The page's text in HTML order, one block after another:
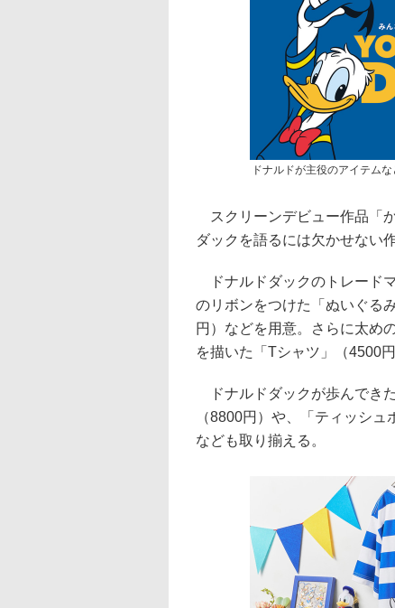
ドナルドが主役のアイテムな
スクリーンデビュー作品「
ダックを語るには欠かせない
ドナルドダックのトレード
のリボンをつけた「ぬいぐる
円）などを用意。さらに太め
を描いた「Tシャツ」（4500
ドナルドダックが歩んでき
（8800円）や、「ティッシ
なども取り揃える。